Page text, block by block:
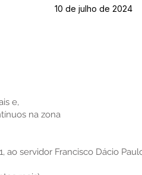
10 de julho de 2024
e,
na zona
servidor Francisco Dácio